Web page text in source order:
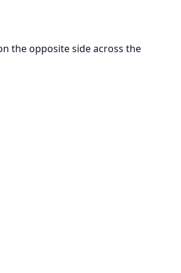
the opposite side across the